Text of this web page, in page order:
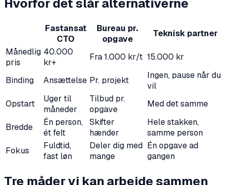
Hvorfor det slår alternativerne
Fastansat
CTO
Bureau pr.
opgave
Teknisk partner
Månedlig
pris
40.000
kr+
Fra 1.000 kr/t 15.000 kr
Binding Ansættelse Pr. projekt
Ingen, pause når du
vil
Opstart
Uger til
måneder
Tilbud pr.
opgave
Med det samme
Bredde
Én person,
ét felt
Skifter
hænder
Hele stakken,
samme person
Fokus
Fuldtid,
fast løn
Deler dig med
mange
Én opgave ad
gangen
Tre måder vi kan arbejde sammen